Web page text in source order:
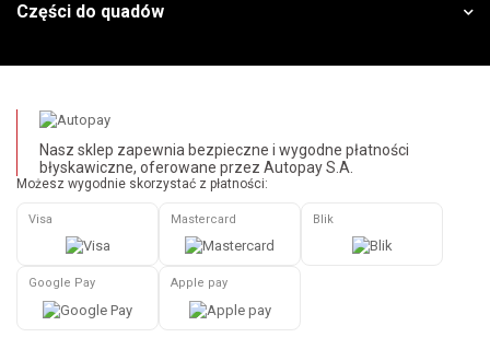
Części do quadów
Nasz sklep zapewnia bezpieczne i wygodne płatności
błyskawiczne, oferowane przez Autopay S.A.
Możesz wygodnie skorzystać z płatności:
Visa Mastercard Blik
Google Pay Apple pay